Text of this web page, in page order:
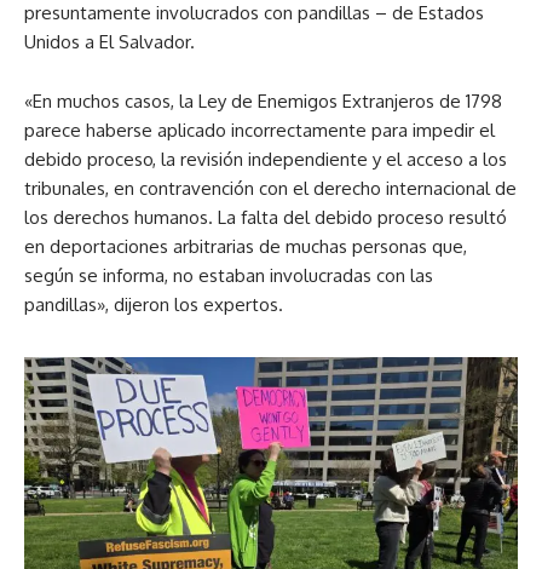
presuntamente involucrados con pandillas – de Estados
Unidos a El Salvador.
«En muchos casos, la Ley de Enemigos Extranjeros de 1798
parece haberse aplicado incorrectamente para impedir el
debido proceso, la revisión independiente y el acceso a los
tribunales, en contravención con el derecho internacional de
los derechos humanos. La falta del debido proceso resultó
en deportaciones arbitrarias de muchas personas que,
según se informa, no estaban involucradas con las
pandillas», dijeron los expertos.